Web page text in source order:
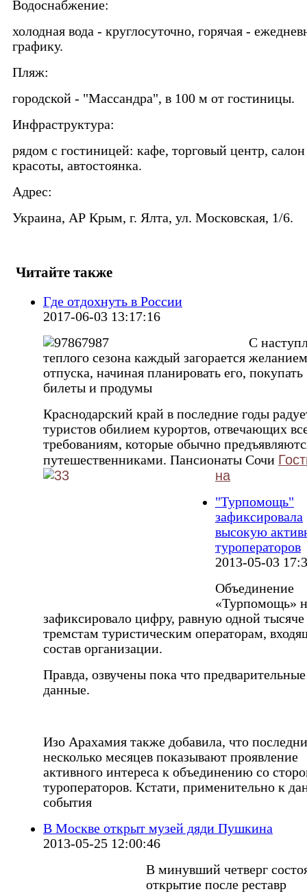
Водоснабжение:
холодная вода - круглосуточно, горячая -
графику.
Пляж:
городской - "Массандра", в 100 м от гостиницы.
Инфраструктура:
рядом с гостиницей: кафе, торговый центр, салон
красоты, автостоянка.
Адрес:
Украина, АР Крым, г. Ялта, ул. Московская, 1/6.
Читайте также
Где отдохнуть в России
2017-06-03 13:17:16
С
теплого сезона каждый загорается желанием
отпуска, начиная планировать его, покупать
билеты и продумы
Краснодарский край в последние годы
туристов обилием курортов, отвечающих
требованиям, которые обычно
путешественниками. Пансионаты Сочи
на
"Турпомощь"
зафиксировала
высокую
туроператоров
2013-05-03
Объединение
«Турпомощь»
зафиксировало цифру, равную одной тысяче
тремстам туристическим операторам,
состав организации.
Правда, озвучены пока что предварительные
данные.
Изо Арахамия также добавила, что
несколько месяцев показывают проявление
активного интереса к объединению со
туроператоров. Кстати, применительно к
события
В Москве открыт музей дяди Пушкина
2013-05-25 12:00:46
В минувший четверг
открытие после реставр